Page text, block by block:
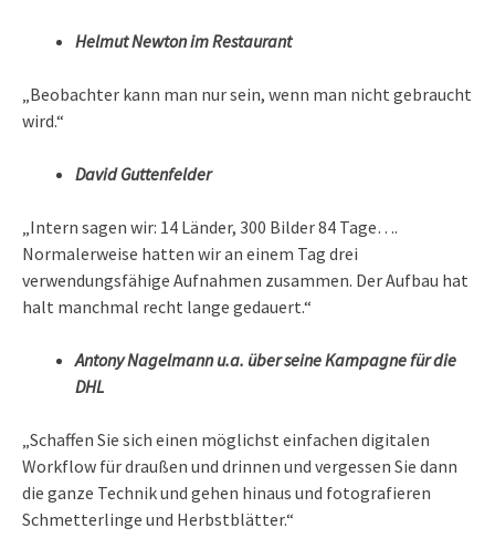
Helmut Newton im Restaurant
„Beobachter kann man nur sein, wenn man nicht gebraucht
wird.“
David Guttenfelder
„Intern sagen wir: 14 Länder, 300 Bilder 84 Tage….
Normalerweise hatten wir an einem Tag drei
verwendungsfähige Aufnahmen zusammen. Der Aufbau hat
halt manchmal recht lange gedauert.“
Antony Nagelmann u.a. über seine Kampagne für die
DHL
„Schaffen Sie sich einen möglichst einfachen digitalen
Workflow für draußen und drinnen und vergessen Sie dann
die ganze Technik und gehen hinaus und fotografieren
Schmetterlinge und Herbstblätter.“